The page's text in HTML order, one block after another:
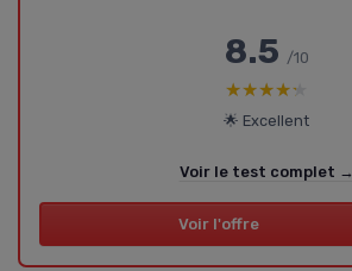
8.5 /10
★★★★★
★★★★★
🌟 Excellent
Voir le test complet →
Voir l'offre